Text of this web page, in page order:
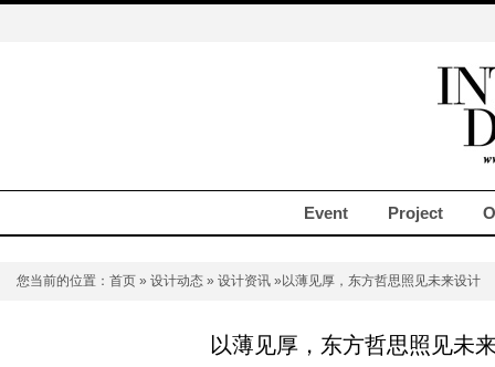
Event Project
您当前的位置： 首页 » 设计动态 » 设计资讯 »以薄见厚，东方哲思照见未来设计
以薄见厚，东方哲思照见未